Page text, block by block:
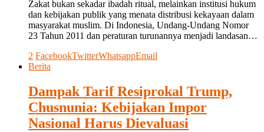
Zakat bukan sekadar ibadah ritual, melainkan institusi hukum
dan kebijakan publik yang menata distribusi kekayaan dalam
masyarakat muslim. Di Indonesia, Undang-Undang Nomor
23 Tahun 2011 dan peraturan turunannya menjadi landasan…
2 FacebookTwitterWhatsappEmail
Berita
Dampak Tarif Resiprokal Trump,
Chusnunia: Kebijakan Impor
Nasional Harus Dievaluasi